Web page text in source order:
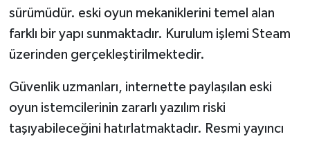
sürümüdür. eski oyun mekaniklerini temel alan
farklı bir yapı sunmaktadır. Kurulum işlemi Steam
üzerinden gerçekleştirilmektedir.
Güvenlik uzmanları, internette paylaşılan eski
oyun istemcilerinin zararlı yazılım riski
taşıyabileceğini hatırlatmaktadır. Resmi yayıncı